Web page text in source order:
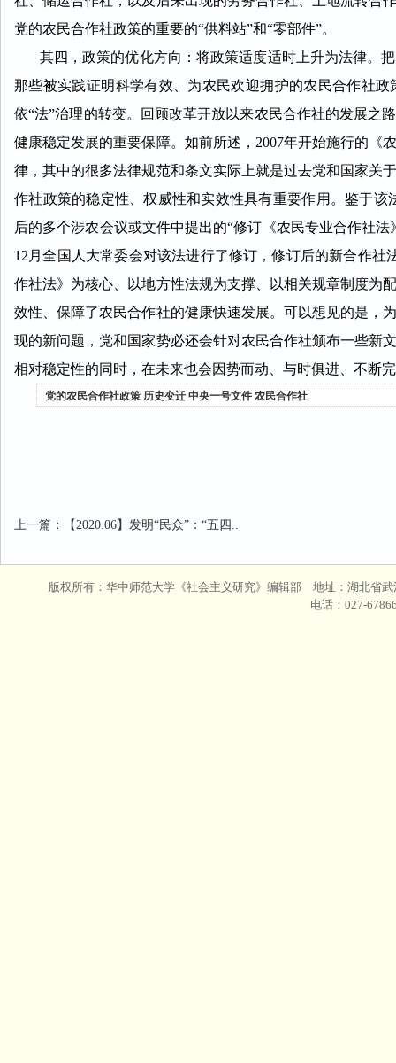
党的农民合作社政策的重要的“供料站”和“零部件”。
其四，政策的优化方向：将政策适度适时上升为法律。
那些被实践证明科学有效、为农民欢迎拥护的农民合作社
依“法”治理的转变。回顾改革开放以来农民合作社的发展之
健康稳定发展的重要保障。如前所述，2007年开始施行的《
律，其中的很多法律规范和条文实际上就是过去党和国家关
作社政策的稳定性、权威性和实效性具有重要作用。鉴于
后的多个涉农会议或文件中提出的“修订《农民专业合作社
12月全国人大常委会对该法进行了修订，修订后的新合作
作社法》为核心、以地方性法规为支撑、以相关规章制度为
效性、保障了农民合作社的健康快速发展。可以想见的是，
现的新问题，党和国家势必还会针对农民合作社颁布一些新
相对稳定性的同时，在未来也会因势而动、与时俱进、不断
党的农民合作社政策 历史变迁 中央一号文件 农民合作社
上一篇 ： 【2020.06】发明“民众”：“五四..
版权所有：华中师范大学《社会主义研究》编辑部 地址：湖北省
电话：027-